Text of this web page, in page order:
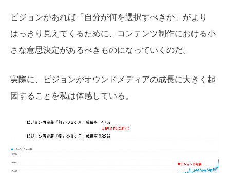
ビジョンがあれば「自分が何を選択すべきか」がより
はっきり見えてくるために、コンテンツ制作における小
さな意思決定があるべきものになっていくのだ。
実際に、ビジョンがオウンドメディアの成長に大きく起
因することを私は体感している。